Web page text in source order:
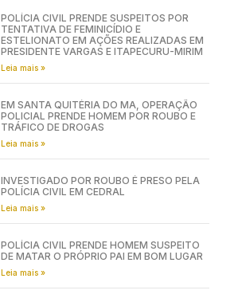
POLÍCIA CIVIL PRENDE SUSPEITOS POR
TENTATIVA DE FEMINICÍDIO E
ESTELIONATO EM AÇÕES REALIZADAS EM
PRESIDENTE VARGAS E ITAPECURU-MIRIM
Leia mais »
EM SANTA QUITÉRIA DO MA, OPERAÇÃO
POLICIAL PRENDE HOMEM POR ROUBO E
TRÁFICO DE DROGAS
Leia mais »
INVESTIGADO POR ROUBO É PRESO PELA
POLÍCIA CIVIL EM CEDRAL
Leia mais »
POLÍCIA CIVIL PRENDE HOMEM SUSPEITO
DE MATAR O PRÓPRIO PAI EM BOM LUGAR
Leia mais »